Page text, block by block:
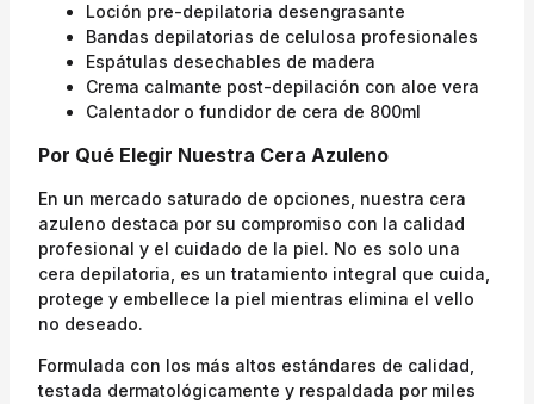
Loción pre-depilatoria desengrasante
Bandas depilatorias de celulosa profesionales
Espátulas desechables de madera
Crema calmante post-depilación con aloe vera
Calentador o fundidor de cera de 800ml
Por Qué Elegir Nuestra Cera Azuleno
En un mercado saturado de opciones, nuestra cera
azuleno destaca por su compromiso con la calidad
profesional y el cuidado de la piel. No es solo una
cera depilatoria, es un tratamiento integral que cuida,
protege y embellece la piel mientras elimina el vello
no deseado.
Formulada con los más altos estándares de calidad,
testada dermatológicamente y respaldada por miles